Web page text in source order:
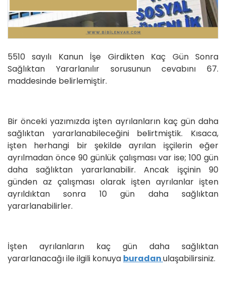
ÖDEME YAP
5510 sayılı Kanun İşe Girdikten Kaç Gün Sonra
Sağlıktan Yararlanılır sorusunun cevabını 67.
maddesinde belirlemiştir.
Bir önceki yazımızda işten ayrılanların kaç gün daha
sağlıktan yararlanabileceğini belirtmiştik. Kısaca,
işten herhangi bir şekilde ayrılan işçilerin eğer
ayrılmadan önce 90 günlük çalışması var ise; 100 gün
daha sağlıktan yararlanabilir. Ancak işçinin 90
günden az çalışması olarak işten ayrılanlar işten
ayrıldıktan sonra 10 gün daha sağlıktan
yararlanabilirler.
İşten ayrılanların kaç gün daha sağlıktan
yararlanacağı ile ilgili konuya buradanulaşabilirsiniz.